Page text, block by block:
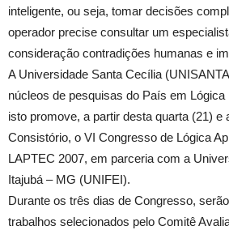
inteligente, ou seja, tomar decisões
operador precise consultar um
consideração contradições humanas e
A Universidade Santa Cecília
núcleos de pesquisas do País em
isto promove, a partir desta quarta (21) e
Consistório, o VI Congresso de Lógica
LAPTEC 2007, em parceria com a
Itajubá – MG (UNIFEI).
Durante os três dias de Congresso,
trabalhos selecionados pelo Comitê